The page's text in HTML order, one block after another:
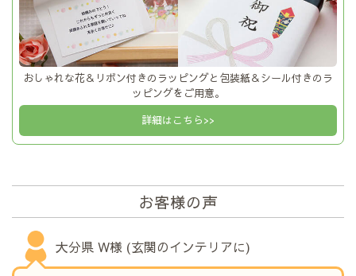
おしゃれな花＆リボン付きのラッピングと包装紙＆シール付きのラ
ッピングをご用意。
詳細はこちら>>
お客様の声
大分県 W様 (玄関のインテリアに)